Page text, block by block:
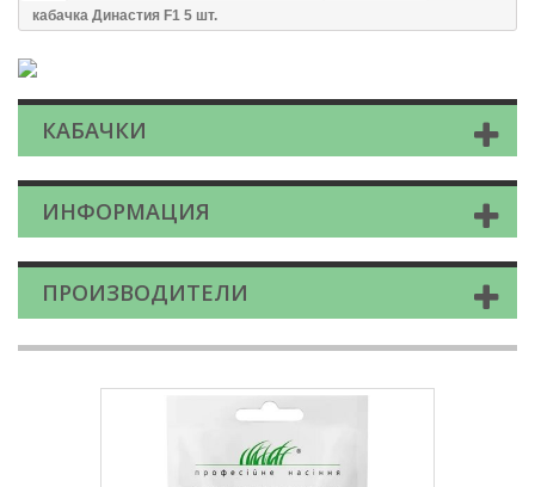
кабачка Династия F1 5 шт.
КАБАЧКИ
ИНФОРМАЦИЯ
ПРОИЗВОДИТЕЛИ